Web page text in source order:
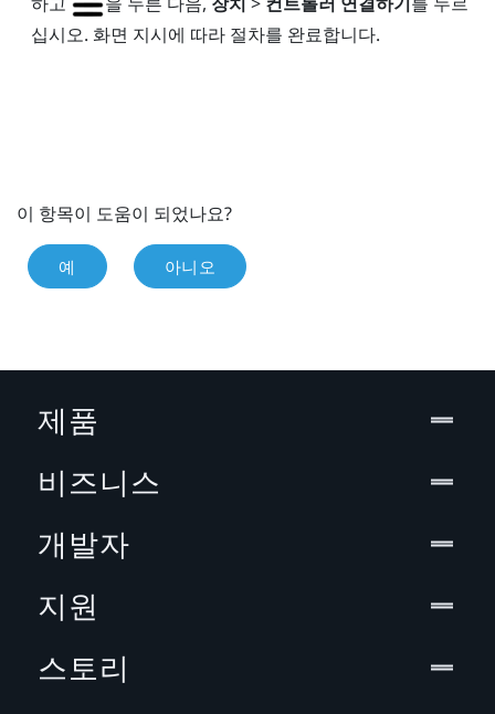
십시오. 화면 지시에 따라 절차를 완료합니다.
이 항목이 도움이 되었나요?
예 아니오
제품
비즈니스
개발자
지원
스토리